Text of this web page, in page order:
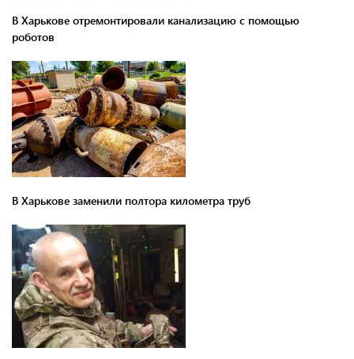
В Харькове отремонтировали канализацию с помощью
роботов
В Харькове заменили полтора километра труб